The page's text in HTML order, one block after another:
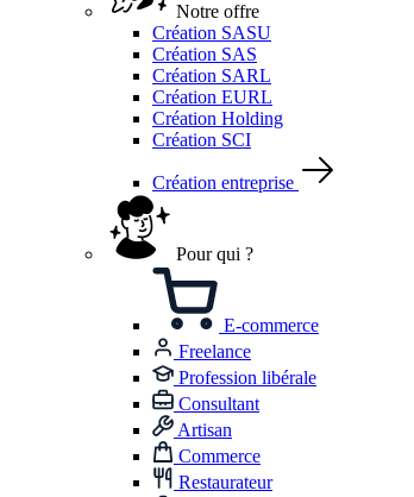
Notre offre
Création SASU
Création SAS
Création SARL
Création EURL
Création Holding
Création SCI
Création entreprise
Pour qui ?
E-commerce
Freelance
Profession libérale
Consultant
Artisan
Commerce
Restaurateur